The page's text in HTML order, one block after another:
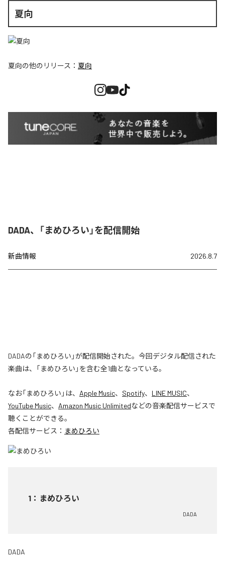
夏向
夏向の他のリリース： 夏向
DADA、「まめひろい」を配信開始
新曲情報 2026.8.7
DADAの「まめひろい」が配信開始された。今回デジタル配信された
楽曲は、「まめひろい」を含む全1曲となっている。
なお「まめひろい 」は、 Apple Music、 Spotify、 LINE MUSIC、
YouTube Music、 Amazon Music Unlimitedなどの音楽配信サービスで
聴くことができる。
各配信サービス： まめひろい
1 ： まめひろい
DADA
DADA